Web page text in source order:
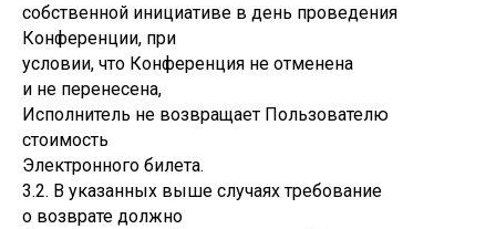
собственной инициативе в день проведения
Конференции, при
условии, что Конференция не отменена
и не перенесена,
Исполнитель не возвращает Пользователю
стоимость
Электронного билета.
3.2. В указанных выше случаях требование
о возврате должно